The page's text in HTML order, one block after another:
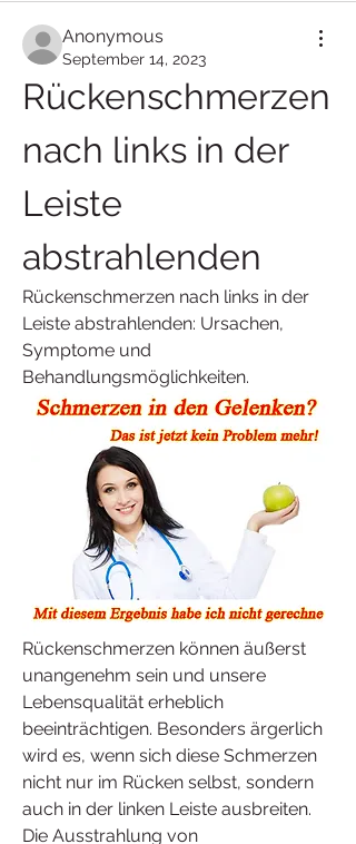
Anonymous
September 14, 2023
Rückenschmerzen
nach links in der
Leiste
abstrahlenden
Rückenschmerzen nach links in der
Leiste abstrahlenden: Ursachen,
Symptome und
Behandlungsmöglichkeiten.
Rückenschmerzen können äußerst
unangenehm sein und unsere
Lebensqualität erheblich
beeinträchtigen. Besonders ärgerlich
wird es, wenn sich diese Schmerzen
nicht nur im Rücken selbst, sondern
auch in der linken Leiste ausbreiten.
Die Ausstrahlung von